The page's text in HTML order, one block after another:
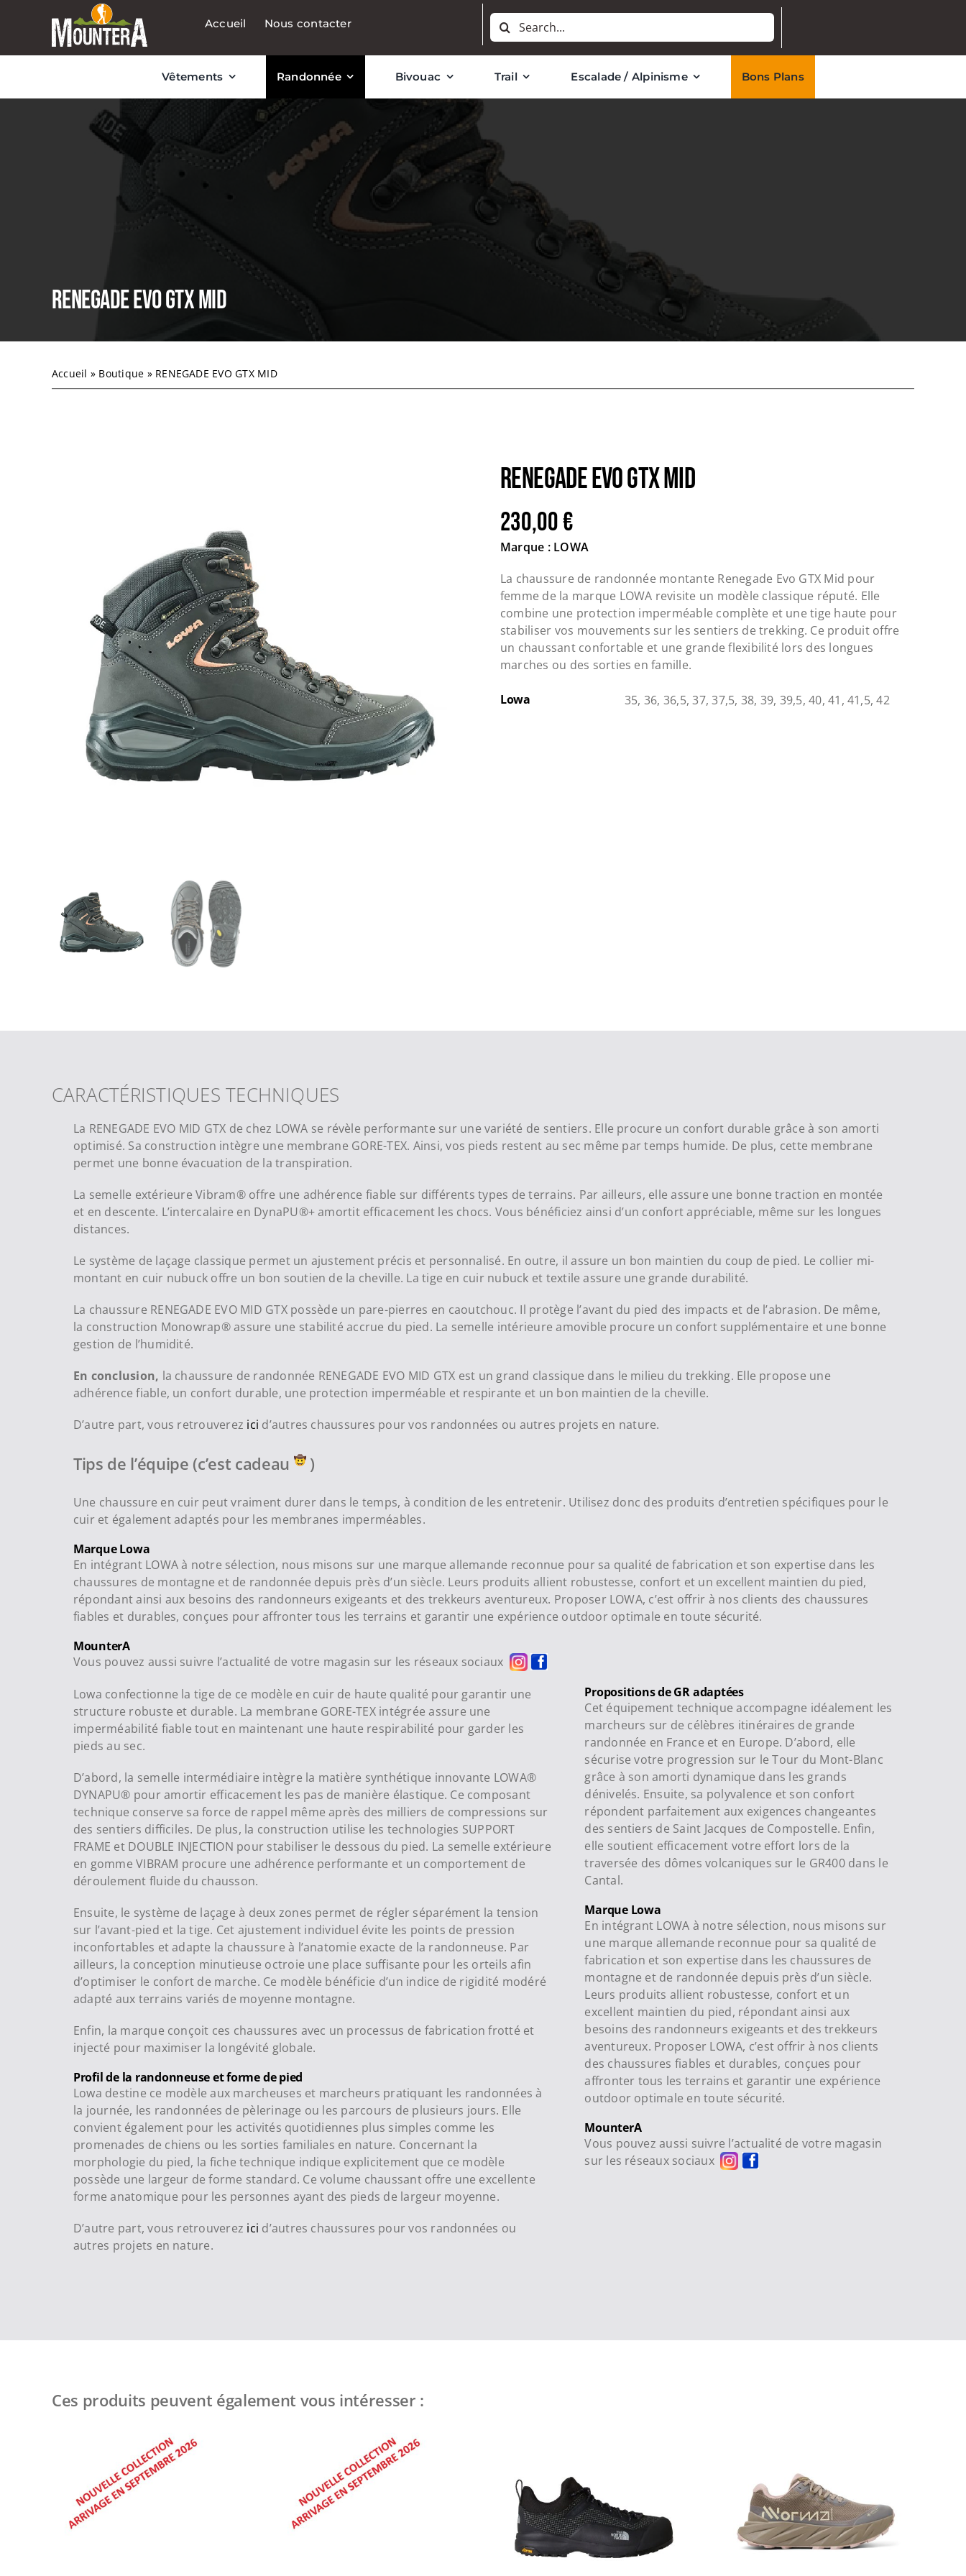
Accueil Nous contacter Rechercher:
Vêtements Randonnée Bivouac Trail Escalade / Alpinisme Bons Plans
RENEGADE EVO GTX MID
Accueil » Boutique » RENEGADE EVO GTX MID
RENEGADE EVO GTX MID
230,00€
Marque : LOWA
La chaussure de randonnée montante Renegade Evo GTX Mid pour
femme de la marque LOWA revisite un modèle classique réputé. Elle
combine une protection imperméable complète et une tige haute pour
stabiliser vos mouvements sur les sentiers de trekking. Ce produit offre
un chaussant confortable et une grande flexibilité lors des longues
marches ou des sorties en famille.
Lowa 35, 36, 36,5, 37, 37,5, 38, 39, 39,5, 40, 41, 41,5, 42
CARACTÉRISTIQUES TECHNIQUES
La RENEGADE EVO MID GTX de chez LOWA se révèle performante sur une variété de sentiers. Elle procure un confort durable grâce à son amorti
optimisé. Sa construction intègre une membrane GORE-TEX. Ainsi, vos pieds restent au sec même par temps humide. De plus, cette membrane
permet une bonne évacuation de la transpiration.
La semelle extérieure Vibram® offre une adhérence fiable sur différents types de terrains. Par ailleurs, elle assure une bonne traction en montée
et en descente. L’intercalaire en DynaPU®+ amortit efficacement les chocs. Vous bénéficiez ainsi d’un confort appréciable, même sur les longues
distances.
Le système de laçage classique permet un ajustement précis et personnalisé. En outre, il assure un bon maintien du coup de pied. Le collier mi-
montant en cuir nubuck offre un bon soutien de la cheville. La tige en cuir nubuck et textile assure une grande durabilité.
La chaussure RENEGADE EVO MID GTX possède un pare-pierres en caoutchouc. Il protège l’avant du pied des impacts et de l’abrasion. De même,
la construction Monowrap® assure une stabilité accrue du pied. La semelle intérieure amovible procure un confort supplémentaire et une bonne
gestion de l’humidité.
En conclusion, la chaussure de randonnée RENEGADE EVO MID GTX est un grand classique dans le milieu du trekking. Elle propose une
adhérence fiable, un confort durable, une protection imperméable et respirante et un bon maintien de la cheville.
D’autre part, vous retrouverez ici d’autres chaussures pour vos randonnées ou autres projets en nature.
Tips de l’équipe (c’est cadeau )
Une chaussure en cuir peut vraiment durer dans le temps, à condition de les entretenir. Utilisez donc des produits d’entretien spécifiques pour le
cuir et également adaptés pour les membranes imperméables.
Marque Lowa
En intégrant LOWA à notre sélection, nous misons sur une marque allemande reconnue pour sa qualité de fabrication et son expertise dans les
chaussures de montagne et de randonnée depuis près d’un siècle. Leurs produits allient robustesse, confort et un excellent maintien du pied,
répondant ainsi aux besoins des randonneurs exigeants et des trekkeurs aventureux. Proposer LOWA, c’est offrir à nos clients des chaussures
fiables et durables, conçues pour affronter tous les terrains et garantir une expérience outdoor optimale en toute sécurité.
MounterA
Vous pouvez aussi suivre l’actualité de votre magasin sur les réseaux sociaux
Lowa confectionne la tige de ce modèle en cuir de haute qualité pour garantir une
structure robuste et durable. La membrane GORE-TEX intégrée assure une
imperméabilité fiable tout en maintenant une haute respirabilité pour garder les
pieds au sec.
D’abord, la semelle intermédiaire intègre la matière synthétique innovante LOWA®
DYNAPU® pour amortir efficacement les pas de manière élastique. Ce composant
technique conserve sa force de rappel même après des milliers de compressions sur
des sentiers difficiles. De plus, la construction utilise les technologies SUPPORT
FRAME et DOUBLE INJECTION pour stabiliser le dessous du pied. La semelle extérieure
en gomme VIBRAM procure une adhérence performante et un comportement de
déroulement fluide du chausson.
Ensuite, le système de laçage à deux zones permet de régler séparément la tension
sur l’avant-pied et la tige. Cet ajustement individuel évite les points de pression
inconfortables et adapte la chaussure à l’anatomie exacte de la randonneuse. Par
ailleurs, la conception minutieuse octroie une place suffisante pour les orteils afin
d’optimiser le confort de marche. Ce modèle bénéficie d’un indice de rigidité modéré
adapté aux terrains variés de moyenne montagne.
Enfin, la marque conçoit ces chaussures avec un processus de fabrication frotté et
injecté pour maximiser la longévité globale.
Profil de la randonneuse et forme de pied
Lowa destine ce modèle aux marcheuses et marcheurs pratiquant les randonnées à
la journée, les randonnées de pèlerinage ou les parcours de plusieurs jours. Elle
convient également pour les activités quotidiennes plus simples comme les
promenades de chiens ou les sorties familiales en nature. Concernant la
morphologie du pied, la fiche technique indique explicitement que ce modèle
possède une largeur de forme standard. Ce volume chaussant offre une excellente
forme anatomique pour les personnes ayant des pieds de largeur moyenne.
D’autre part, vous retrouverez ici d’autres chaussures pour vos randonnées ou
autres projets en nature.
Propositions de GR adaptées
Cet équipement technique accompagne idéalement les
marcheurs sur de célèbres itinéraires de grande
randonnée en France et en Europe. D’abord, elle
sécurise votre progression sur le Tour du Mont-Blanc
grâce à son amorti dynamique dans les grands
dénivelés. Ensuite, sa polyvalence et son confort
répondent parfaitement aux exigences changeantes
des sentiers de Saint Jacques de Compostelle. Enfin,
elle soutient efficacement votre effort lors de la
traversée des dômes volcaniques sur le GR400 dans le
Cantal.
Marque Lowa
En intégrant LOWA à notre sélection, nous misons sur
une marque allemande reconnue pour sa qualité de
fabrication et son expertise dans les chaussures de
montagne et de randonnée depuis près d’un siècle.
Leurs produits allient robustesse, confort et un
excellent maintien du pied, répondant ainsi aux
besoins des randonneurs exigeants et des trekkeurs
aventureux. Proposer LOWA, c’est offrir à nos clients
des chaussures fiables et durables, conçues pour
affronter tous les terrains et garantir une expérience
outdoor optimale en toute sécurité.
MounterA
Vous pouvez aussi suivre l’actualité de votre magasin
sur les réseaux sociaux
Ces produits peuvent également vous intéresser :